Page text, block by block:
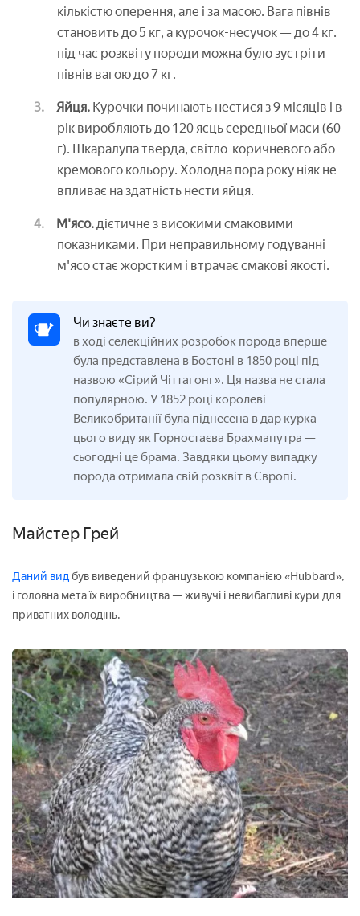
кількістю оперення, але і за масою. Вага півнів
становить до 5 кг, а курочок-несучок — до 4 кг.
під час розквіту породи можна було зустріти
півнів вагою до 7 кг.
Яйця. Курочки починають нестися з 9 місяців і в
рік виробляють до 120 яєць середньої маси (60
г). Шкаралупа тверда, світло-коричневого або
кремового кольору. Холодна пора року ніяк не
впливає на здатність нести яйця.
М'ясо.дієтичне з високими смаковими
показниками. При неправильному годуванні
м'ясо стає жорстким і втрачає смакові якості.
Чи знаєте ви?
в ході селекційних розробок порода вперше
була представлена в Бостоні в 1850 році під
назвою «Сірий Чіттагонг». Ця назва не стала
популярною. У 1852 році королеві
Великобританії була піднесена в дар курка
цього виду як Горностаєва Брахмапутра —
сьогодні це брама. Завдяки цьому випадку
порода отримала свій розквіт в Європі.
Майстер Грей
Даний видбув виведений французькою компанією «Hubbard»,
і головна мета їх виробництва — живучі і невибагливі кури для
приватних володінь.